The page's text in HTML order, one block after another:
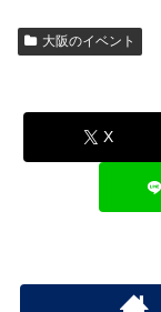
大阪のイベント
X